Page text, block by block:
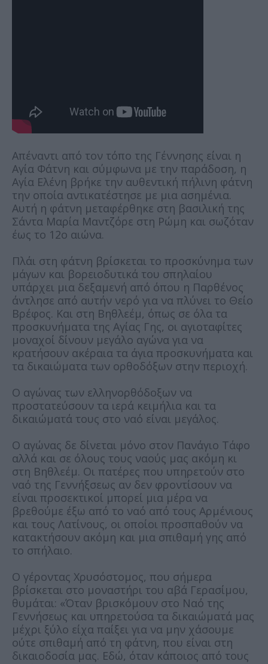
Απέναντι από τον τόπο της Γέννησης είναι η
Αγία Φάτνη και σύμφωνα με την παράδοση, η
Αγία Ελένη βρήκε την αυθεντική πήλινη φάτνη
την οποία αντικατέστησε με μια ασημένια.
Αυτή η φάτνη μεταφέρθηκε στη βασιλική της
Σάντα Μαρία Μαντζόρε στη Ρώμη και σωζόταν
έως το 12ο αιώνα.
Πλάι στη φάτνη βρίσκεται το προσκύνημα των
μάγων και βορειοδυτικά του σπηλαίου
υπάρχει μια δεξαμενή από όπου η Παρθένος
άντλησε από αυτήν νερό για να πλύνει το Θείο
Βρέφος. Και στη Βηθλεέμ, όπως σε όλα τα
προσκυνήματα της Αγίας Γης, οι αγιοταφίτες
μοναχοί δίνουν μεγάλο αγώνα για να
κρατήσουν ακέραια τα άγια προσκυνήματα και
τα δικαιώματα των ορθοδόξων στην περιοχή.
Ο αγώνας των ελληνορθόδοξων να
προστατεύσουν τα ιερά κειμήλια και τα
δικαιώματά τους στο ναό είναι μεγάλος.
Ο αγώνας δε δίνεται μόνο στον Πανάγιο Τάφο
αλλά και σε όλους τους ναούς μας ακόμη κι
στη Βηθλεέμ. Οι πατέρες που υπηρετούν στο
ναό της Γεννήξσεως αν δεν φροντίσουν να
είναι προσεκτικοί μπορεί μια μέρα να
βρεθούμε έξω από το ναό από τους Αρμένιους
και τους Λατίνους, οι οποίοι προσπαθούν να
κατακτήσουν ακόμη και μια σπιθαμή γης από
το σπήλαιο.
Ο γέροντας Χρυσόστομος, που σήμερα
βρίσκεται στο μοναστήρι του αβά Γερασίμου,
θυμάται: «Όταν βρισκόμουν στο Ναό της
Γεννήσεως και υπηρετούσα τα δικαιώματά μας
μέχρι ξύλο είχα παίξει για να μην χάσουμε
ούτε σπιθαμή από τη φάτνη, που είναι στη
δικαιοδοσία μας. Εδώ, όταν κάποιος από τους